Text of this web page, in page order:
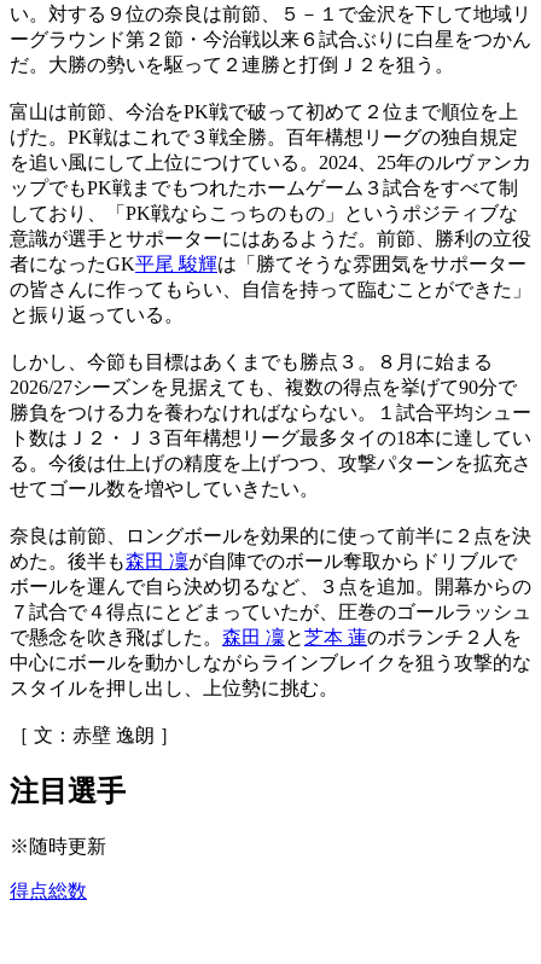
い。対する９位の奈良は前節、５－１で金沢を下して地域リ
ーグラウンド第２節・今治戦以来６試合ぶりに白星をつかん
だ。大勝の勢いを駆って２連勝と打倒Ｊ２を狙う。
富山は前節、今治をPK戦で破って初めて２位まで順位を上
げた。PK戦はこれで３戦全勝。百年構想リーグの独自規定
を追い風にして上位につけている。2024、25年のルヴァンカ
ップでもPK戦までもつれたホームゲーム３試合をすべて制
しており、「PK戦ならこっちのもの」というポジティブな
意識が選手とサポーターにはあるようだ。前節、勝利の立役
者になったGK平尾 駿輝は「勝てそうな雰囲気をサポーター
の皆さんに作ってもらい、自信を持って臨むことができた」
と振り返っている。
しかし、今節も目標はあくまでも勝点３。８月に始まる
2026/27シーズンを見据えても、複数の得点を挙げて90分で
勝負をつける力を養わなければならない。１試合平均シュー
ト数はＪ２・Ｊ３百年構想リーグ最多タイの18本に達してい
る。今後は仕上げの精度を上げつつ、攻撃パターンを拡充さ
せてゴール数を増やしていきたい。
奈良は前節、ロングボールを効果的に使って前半に２点を決
めた。後半も森田 凜が自陣でのボール奪取からドリブルで
ボールを運んで自ら決め切るなど、３点を追加。開幕からの
７試合で４得点にとどまっていたが、圧巻のゴールラッシュ
で懸念を吹き飛ばした。 森田 凜と芝本 蓮のボランチ２人を
中心にボールを動かしながらラインブレイクを狙う攻撃的な
スタイルを押し出し、上位勢に挑む。
［ 文：赤壁 逸朗 ］
注目選手
※随時更新
得点総数